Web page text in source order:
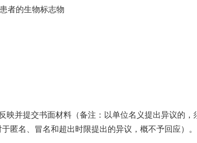
者的生物标志物
并提交书面材料（备注：以单位名义提出异议的
名、冒名和超出时限提出的异议，概不予回应）。